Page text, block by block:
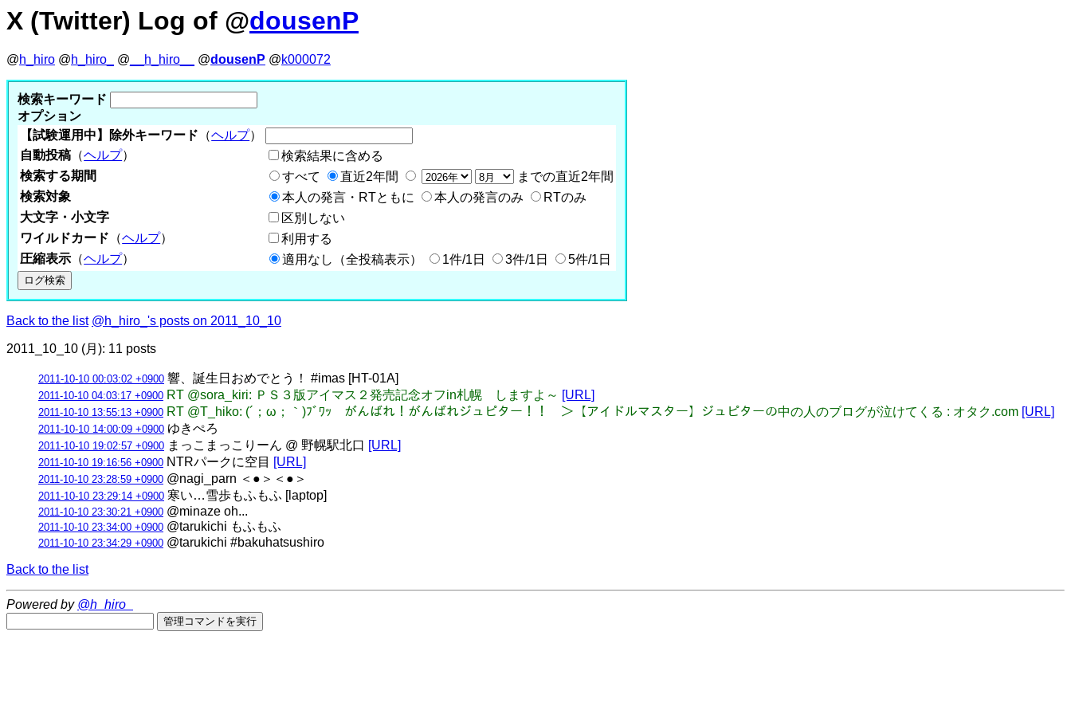
X (Twitter) Log of @dousenP
@h_hiro @h_hiro_ @ __h_hiro__ @dousenP @k000072
検索キーワード
オプション
【試験運用中】除外キーワード （ヘルプ）
自動投稿 （ヘルプ）
検索結果に含める
検索する期間
すべて 直近2年間
までの直近2年間
検索対象
本人の発言・RTともに 本人の発言のみ
RTのみ
大文字・小文字
区別しない
ワイルドカード （ヘルプ）
利用する
圧縮表示 （ヘルプ） 適用なし（全投稿表示） 1件/1日 3件/1日 5件/1日
Back to the list @h_hiro_'s posts on 2011_10_10
2011_10_10 (月): 11 posts
2011-10-10 00:03:02 +0900 響、誕生日おめでとう！ #imas [HT-01A]
2011-10-10 04:03:17 +0900 RT @sora_kiri: ＰＳ３版アイマス２発売記念オフin札幌 しますよ～ [URL]
2011-10-10 13:55:13 +0900 RT @T_hiko: (´；ω；｀)ﾌﾞﾜｯ がんばれ！がんばれジュピター！！ ＞【アイドルマスター】ジュピターの中の人のブログが泣けてくる : オタク.com [URL]
2011-10-10 14:00:09 +0900 ゆきぺろ
2011-10-10 19:02:57 +0900 まっこまっこりーん @ 野幌駅北口 [URL]
2011-10-10 19:16:56 +0900 NTRパークに空目 [URL]
2011-10-10 23:28:59 +0900 @nagi_parn ＜●＞＜●＞
2011-10-10 23:29:14 +0900 寒い…雪歩もふもふ [laptop]
2011-10-10 23:30:21 +0900 @minaze oh...
2011-10-10 23:34:00 +0900 @tarukichi もふもふ
2011-10-10 23:34:29 +0900 @tarukichi #bakuhatsushiro
Back to the list
Powered by @h_hiro_